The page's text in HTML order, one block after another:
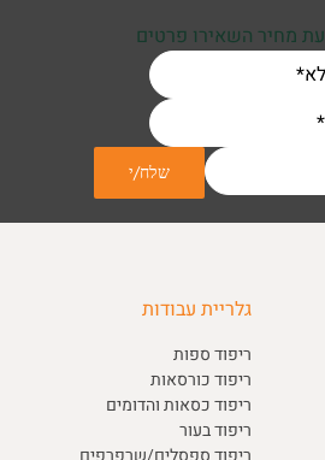
מחיר השאירו פרטים
גלריית עבודות
ריפוד ספות
ריפוד כורסאות
ריפוד כסאות והדומים
ריפוד בעור